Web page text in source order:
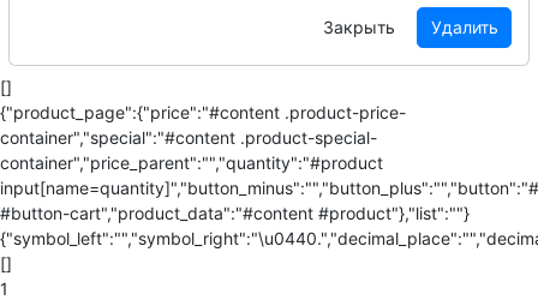
Закрыть Удалить
[]
{"product_page":{"price":"#content .product-price-
container","special":"#content .product-special-
container","price_parent":"","quantity":"#product
#button-cart","product_data":"#content #product"},"list":""}
[]
1